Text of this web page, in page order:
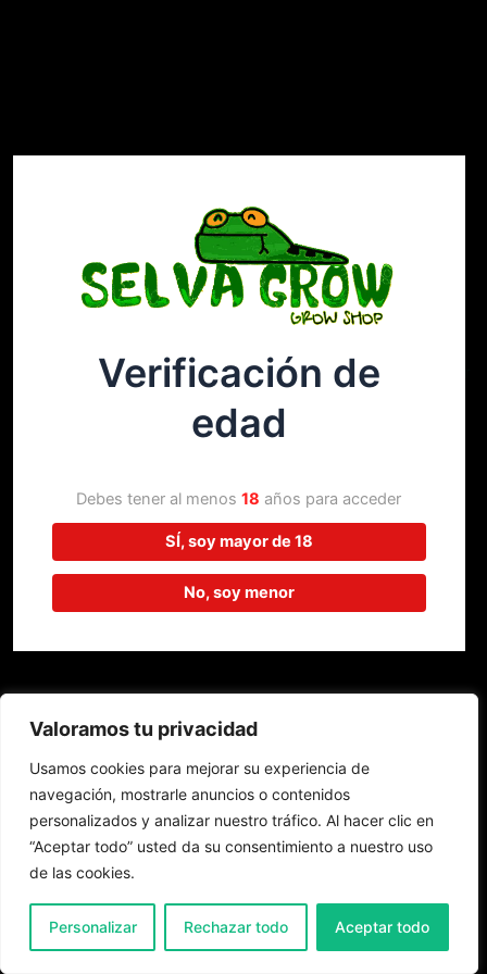
Valoramos tu privacidad
Usamos cookies para mejorar su experiencia de
navegación, mostrarle anuncios o contenidos
personalizados y analizar nuestro tráfico. Al hacer clic en
“Aceptar todo” usted da su consentimiento a nuestro uso
de las cookies.
Personalizar Rechazar todo Aceptar todo
¡Disculpa este desastre! Estamos
trabajando en algo increíble,
¡vuelve pronto!
Verificación de
edad
Debes tener al menos18 años para acceder
SÍ, soy mayor de 18
No, soy menor